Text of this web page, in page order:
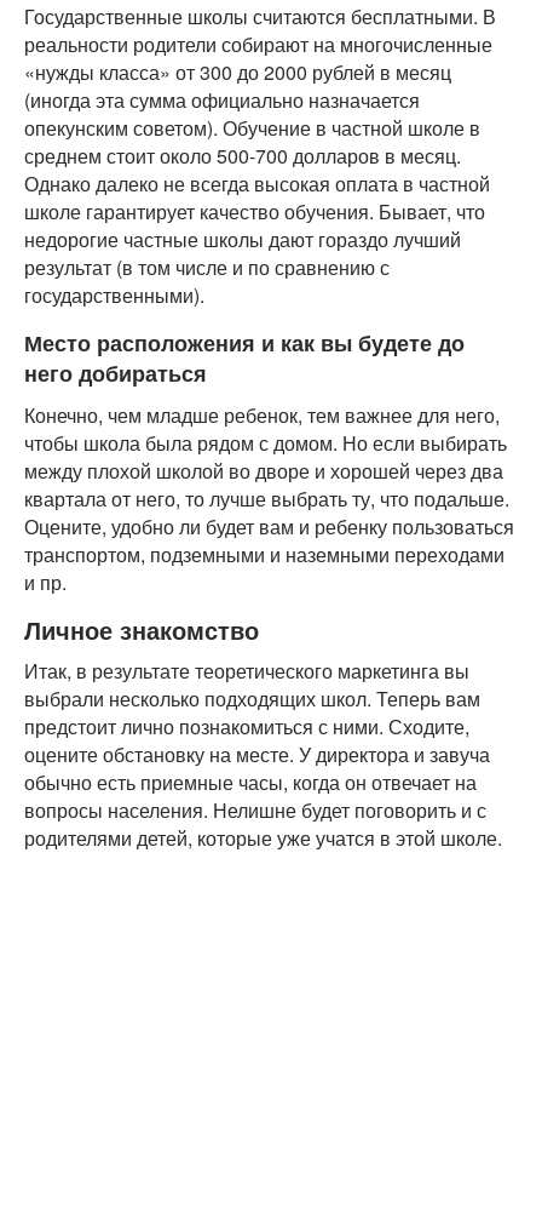
Государственные школы считаются бесплатными. В
реальности родители собирают на многочисленные
«нужды класса» от 300 до 2000 рублей в месяц
(иногда эта сумма официально назначается
опекунским советом). Обучение в частной школе в
среднем стоит около 500-700 долларов в месяц.
Однако далеко не всегда высокая оплата в частной
школе гарантирует качество обучения. Бывает, что
недорогие частные школы дают гораздо лучший
результат (в том числе и по сравнению с
государственными).
Место расположения и как вы будете до
него добираться
Конечно, чем младше ребенок, тем важнее для него,
чтобы школа была рядом с домом. Но если выбирать
между плохой школой во дворе и хорошей через два
квартала от него, то лучше выбрать ту, что подальше.
Оцените, удобно ли будет вам и ребенку пользоваться
транспортом, подземными и наземными переходами
и пр.
Личное знакомство
Итак, в результате теоретического маркетинга вы
выбрали несколько подходящих школ. Теперь вам
предстоит лично познакомиться с ними. Сходите,
оцените обстановку на месте. У директора и завуча
обычно есть приемные часы, когда он отвечает на
вопросы населения. Нелишне будет поговорить и с
родителями детей, которые уже учатся в этой школе.